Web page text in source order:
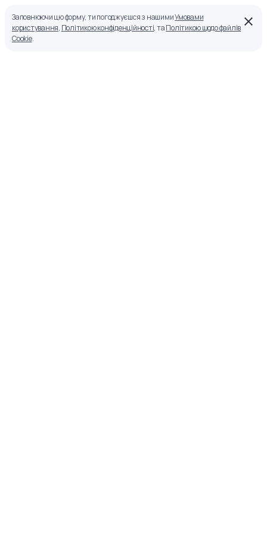
Заповнюючи цю форму, ти погоджуєшся з нашимиУмовами
користування, Політикою конфіденційності, таПолітикою щодо файлів
Cookie.